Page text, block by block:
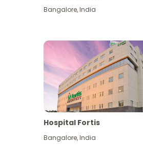
Bangalore,India
Hospital Fortis
Bangalore,India